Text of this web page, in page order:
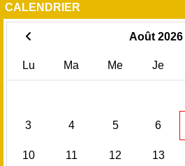
CALENDRIER
Août 2026
Lu Ma Me Je
3 4 5 6
10 11 12 13